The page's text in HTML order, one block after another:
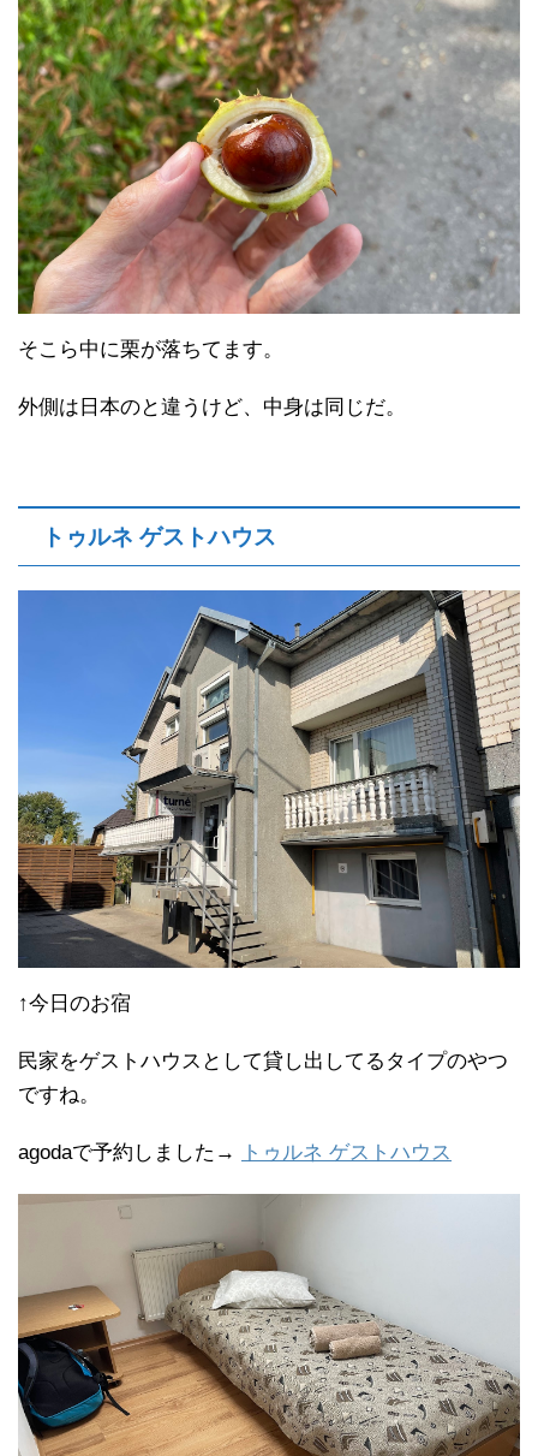
そこら中に栗が落ちてます。
外側は日本のと違うけど、中身は同じだ。
トゥルネ ゲストハウス
↑今日のお宿
民家をゲストハウスとして貸し出してるタイプのやつ
ですね。
agodaで予約しました→ トゥルネ ゲストハウス